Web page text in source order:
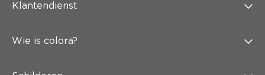
Klantendienst
Wie is colora?